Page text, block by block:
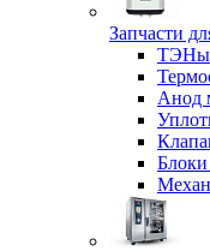
Запчасти
ТЭНы
Анод